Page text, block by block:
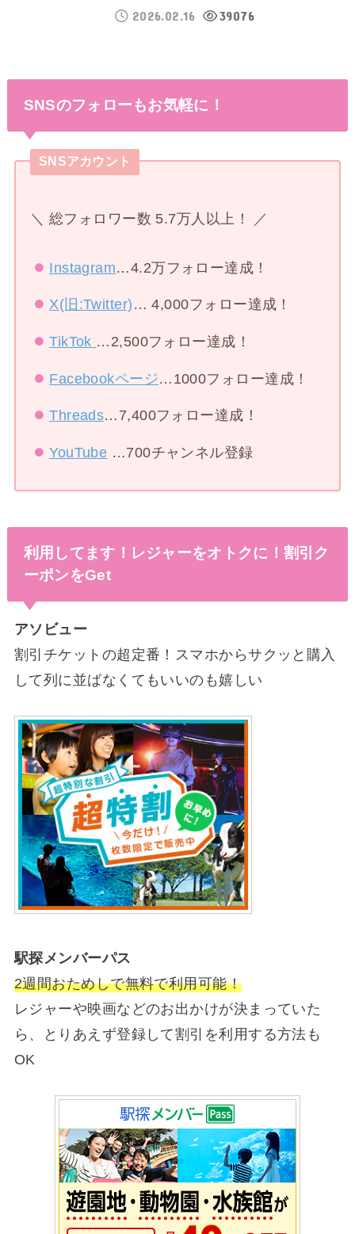
2026.02.16 39076
SNSのフォローもお気軽に！
SNSアカウント
＼ 総フォロワー数 5.7万人以上！ ／
Instagram…4.2万フォロー達成！
X(旧:Twitter) … 4,000フォロー達成！
TikTok …2,500フォロー達成！
Facebookページ…1000フォロー達成！
Threads…7,400フォロー達成！
YouTube …700チャンネル登録
利用してます！レジャーをオトクに！割引ク
ーポンをGet
アソビュー
割引チケットの超定番！スマホからサクッと購入
して列に並ばなくてもいいのも嬉しい
駅探メンバーパス
2週間おためしで無料で利用可能！
レジャーや映画などのお出かけが決まっていた
ら、とりあえず登録して割引を利用する方法も
OK